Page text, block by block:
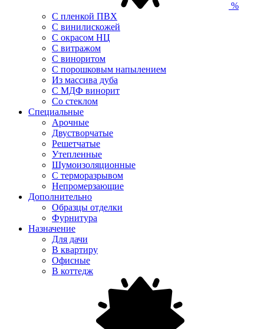
%
С пленкой ПВХ
С винилискожей
С окрасом НЦ
С витражом
С виноритом
С порошковым напылением
Из массива дуба
С МДФ винорит
Со стеклом
Специальные
Арочные
Двустворчатые
Решетчатые
Утепленные
Шумоизоляционные
С терморазрывом
Непромерзающие
Дополнительно
Образцы отделки
Фурнитура
Назначение
Для дачи
В квартиру
Офисные
В коттедж